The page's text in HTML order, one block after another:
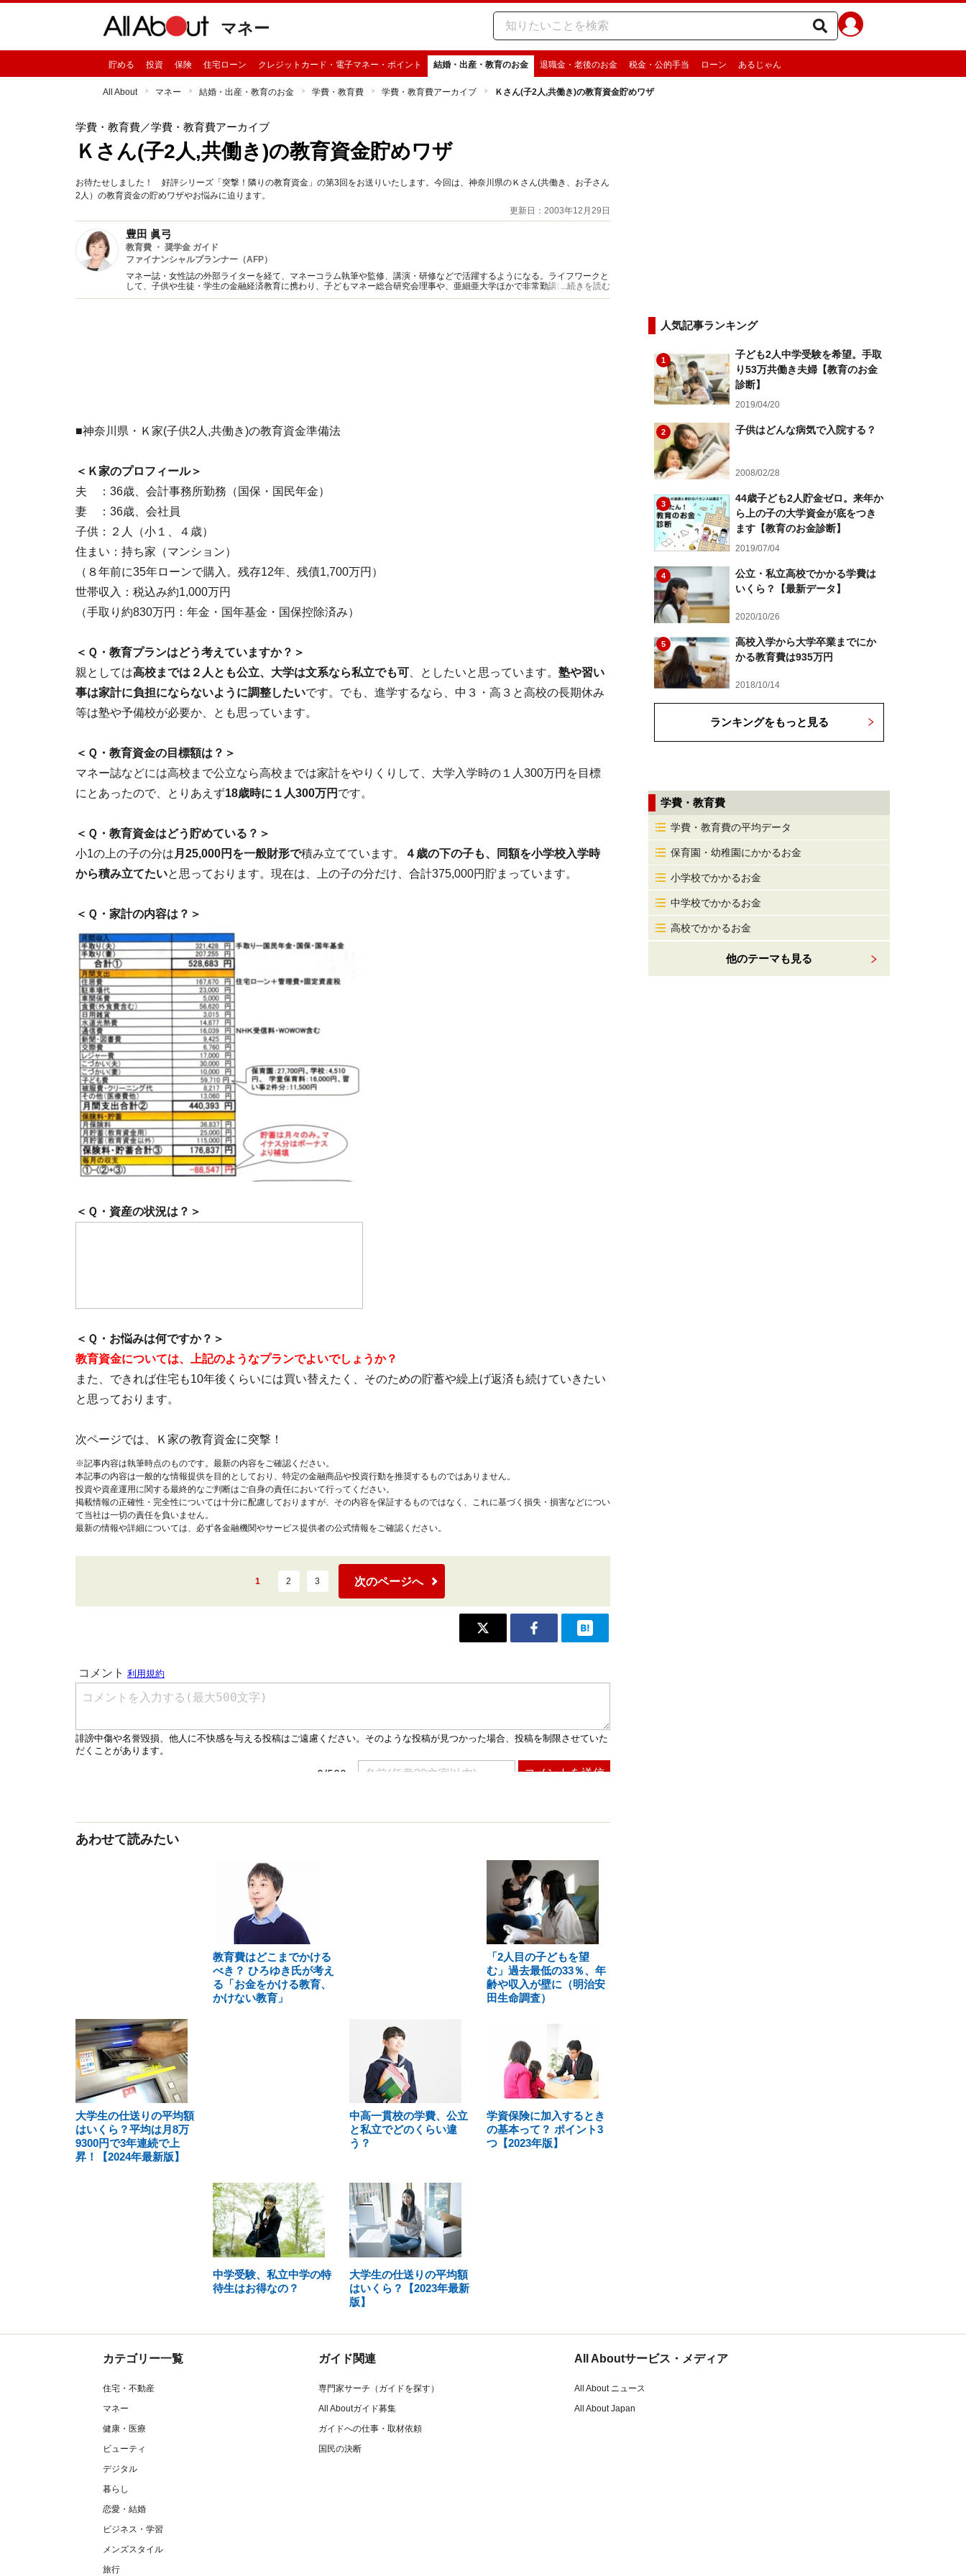
マネー
貯める 投資 保険 住宅ローン クレジットカード・電子マネー・ポイント 結婚・出産・教育のお金 退職金・老後のお金 税金・公的手当 ローン あるじゃん
All About マネー 結婚・出産・教育のお金 学費・教育費 学費・教育費アーカイブ Ｋさん(子2人,共働き)の教育資金貯めワザ
学費・教育費／学費・教育費アーカイブ
Ｋさん(子2人,共働き)の教育資金貯めワザ
お待たせしました！ 好評シリーズ「突撃！隣りの教育資金」の第3回をお送りいたします。今回は、神奈川県のＫさん(共働き、お子さん
2人）の教育資金の貯めワザやお悩みに迫ります。
更新日：2003年12月29日
豊田 眞弓
教育費 ・ 奨学金 ガイド
ファイナンシャルプランナー（AFP）
マネー誌・女性誌の外部ライターを経て、マネーコラム執筆や監修、講演・研修などで活躍するようになる。ライフワークと
して、子供や生徒・学生の金融経済教育に携わり、子どもマネー総合研究会理事や、亜細亜大学ほかで非常勤講師も務める。
趣味は講談、猫に添い寝。
...続きを読む
■神奈川県・Ｋ家(子供2人,共働き)の教育資金準備法
＜Ｋ家のプロフィール＞
夫 ：36歳、会計事務所勤務（国保・国民年金）
妻 ：36歳、会社員
子供：２人（小１、４歳）
住まい：持ち家（マンション）
（８年前に35年ローンで購入。残存12年、残債1,700万円）
世帯収入：税込み約1,000万円
（手取り約830万円：年金・国年基金・国保控除済み）
＜Ｑ・教育プランはどう考えていますか？＞
親としては高校までは２人とも公立、大学は文系なら私立でも可 、としたいと思っています。 塾や習い
事は家計に負担にならないように調整したいです。でも、進学するなら、中３・高３と高校の長期休み
等は塾や予備校が必要か、とも思っています。
＜Ｑ・教育資金の目標額は？＞
マネー誌などには高校まで公立なら高校までは家計をやりくりして、大学入学時の１人300万円を目標
にとあったので、とりあえず18歳時に１人300万円 です。
＜Ｑ・教育資金はどう貯めている？＞
小1の上の子の分は 月25,000円を一般財形で積み立てています。
４歳の下の子も、同額を小学校入学時
から積み立てたいと思っております。現在は、上の子の分だけ、合計375,000円貯まっています。
＜Ｑ・家計の内容は？＞
＜Ｑ・資産の状況は？＞
＜Ｑ・お悩みは何ですか？＞
教育資金については、上記のようなプランでよいでしょうか？
また、できれば住宅も10年後くらいには買い替えたく、そのための貯蓄や繰上げ返済も続けていきたい
と思っております。
次ページでは、Ｋ家の教育資金に突撃！
※記事内容は執筆時点のものです。最新の内容をご確認ください。
本記事の内容は一般的な情報提供を目的としており、特定の金融商品や投資行動を推奨するものではありません。
投資や資産運用に関する最終的なご判断はご自身の責任において行ってください。
掲載情報の正確性・完全性については十分に配慮しておりますが、その内容を保証するものではなく、これに基づく損失・損害などについ
て当社は一切の責任を負いません。
最新の情報や詳細については、必ず各金融機関やサービス提供者の公式情報をご確認ください。
1 2 3 次のページへ
あわせて読みたい
教育費はどこまでかける
べき？ ひろゆき氏が考え
る「お金をかける教育、
かけない教育」
「2人目の子どもを望
む」過去最低の33％、年
齢や収入が壁に（明治安
田生命調査）
大学生の仕送りの平均額
はいくら？平均は月8万
9300円で3年連続で上
昇！【2024年最新版】
中高一貫校の学費、公立
と私立でどのくらい違
う？
学資保険に加入するとき
の基本って？ ポイント3
つ【2023年版】
中学受験、私立中学の特
待生はお得なの？
大学生の仕送りの平均額
はいくら？【2023年最新
版】
人気記事ランキング
1
子ども2人中学受験を希望。手取
り53万共働き夫婦【教育のお金
診断】
2019/04/20
2 子供はどんな病気で入院する？
2008/02/28
3
44歳子ども2人貯金ゼロ。来年か
ら上の子の大学資金が底をつき
ます【教育のお金診断】
2019/07/04
4
公立・私立高校でかかる学費は
いくら？【最新データ】
2020/10/26
5
高校入学から大学卒業までにか
かる教育費は935万円
2018/10/14
ランキングをもっと見る
学費・教育費
学費・教育費の平均データ
保育園・幼稚園にかかるお金
小学校でかかるお金
中学校でかかるお金
高校でかかるお金
他のテーマも見る
カテゴリー一覧
住宅・不動産
マネー
健康・医療
ビューティ
デジタル
暮らし
恋愛・結婚
ビジネス・学習
メンズスタイル
旅行
ガイド関連
専門家サーチ（ガイドを探す）
All Aboutガイド募集
ガイドへの仕事・取材依頼
国民の決断
All Aboutサービス・メディア
All About ニュース
All About Japan